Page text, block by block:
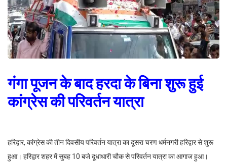
गंगा पूजन के बाद हरदा के बिना शुरू हुई
कांग्रेस की परिवर्तन यात्रा
हरिद्वार, कांग्रेस की तीन दिवसीय परिवर्तन यात्रा का दूसरा चरण धर्मनगरी हरिद्वार से शुरू
हुआ। हरिद्वार शहर में सुबह 10 बजे दूधाधारी चौक से परिवर्तन यात्रा का आगाज हुआ।